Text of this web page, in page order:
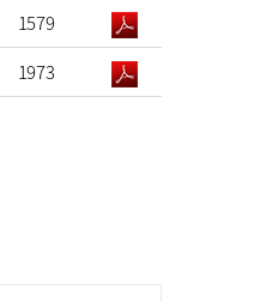
1579
1973